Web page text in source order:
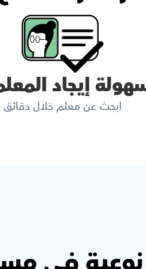
إيجاد
ابحث عن معلم خلال دقائق